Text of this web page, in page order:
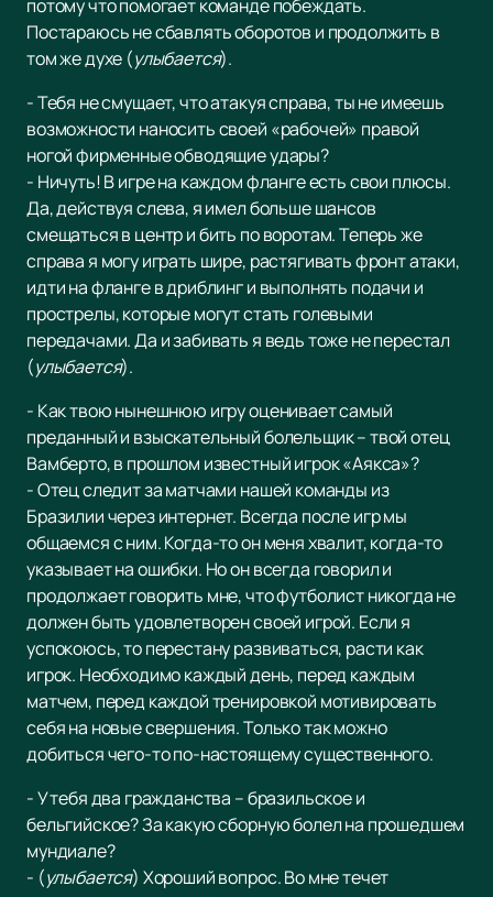
потому что помогает команде побеждать.
Постараюсь не сбавлять оборотов и продолжить в
том же духе (улыбается).
- Тебя не смущает, что атакуя справа, ты не имеешь
возможности наносить своей «рабочей» правой
ногой фирменные обводящие удары?
- Ничуть! В игре на каждом фланге есть свои плюсы.
Да, действуя слева, я имел больше шансов
смещаться в центр и бить по воротам. Теперь же
справа я могу играть шире, растягивать фронт атаки,
идти на фланге в дриблинг и выполнять подачи и
прострелы, которые могут стать голевыми
передачами. Да и забивать я ведь тоже не перестал
(улыбается).
- Как твою нынешнюю игру оценивает самый
преданный и взыскательный болельщик – твой отец
Вамберто, в прошлом известный игрок «Аякса»?
- Отец следит за матчами нашей команды из
Бразилии через интернет. Всегда после игр мы
общаемся с ним. Когда-то он меня хвалит, когда-то
указывает на ошибки. Но он всегда говорил и
продолжает говорить мне, что футболист никогда не
должен быть удовлетворен своей игрой. Если я
успокоюсь, то перестану развиваться, расти как
игрок. Необходимо каждый день, перед каждым
матчем, перед каждой тренировкой мотивировать
себя на новые свершения. Только так можно
добиться чего-то по-настоящему существенного.
- У тебя два гражданства – бразильское и
бельгийское? За какую сборную болел на прошедшем
мундиале?
- (улыбается) Хороший вопрос. Во мне течет